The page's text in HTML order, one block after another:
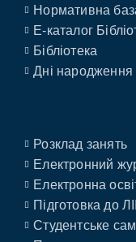
Нормативна
E-каталог
Бібліотека
Дні народження
Розклад занять
Електронний
Електронна
Підготовка до
Студентське